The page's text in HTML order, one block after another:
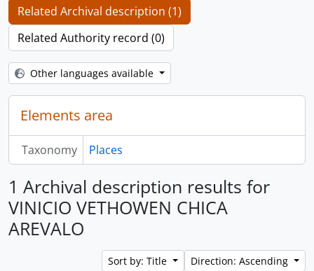
Related Archival description (1)
Related Authority record (0)
Other languages available
Elements area
Taxonomy Places
1 Archival description results for
VINICIO VETHOWEN CHICA
AREVALO
Sort by: Title Direction: Ascending